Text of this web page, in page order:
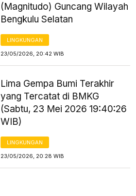
(Magnitudo) Guncang Wilayah
Bengkulu Selatan
LINGKUNGAN
23/05/2026, 20:42 WIB
Lima Gempa Bumi Terakhir
yang Tercatat di BMKG
(Sabtu, 23 Mei 2026 19:40:26
WIB)
LINGKUNGAN
23/05/2026, 20:28 WIB